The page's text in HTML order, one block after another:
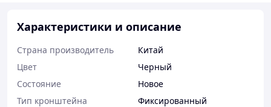
Характеристики и описание
Страна производитель
Китай
Цвет
Черный
Состояние
Новое
Тип кронштейна
Фиксированный